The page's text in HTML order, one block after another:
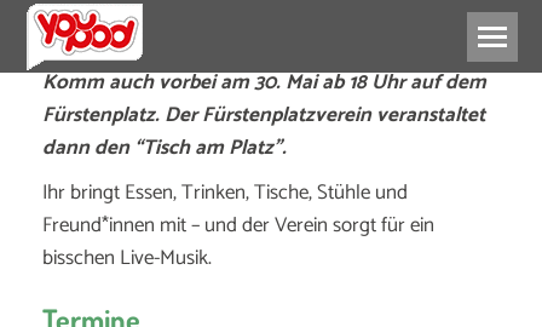
Komm auch vorbei am 30. Mai ab 18 Uhr auf dem
Fürstenplatz. Der Fürstenplatzverein veranstaltet
dann den “Tisch am Platz”.
Ihr bringt Essen, Trinken, Tische, Stühle und
Freund*innen mit – und der Verein sorgt für ein
bisschen Live-Musik.
Termine